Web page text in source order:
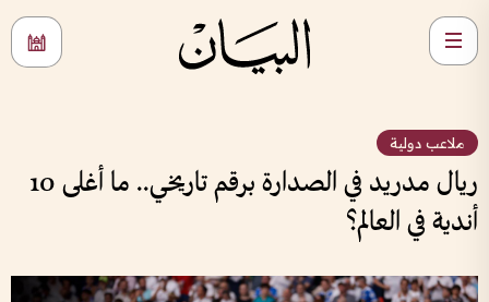
ملاعب دولية
ريال مدريد في الصدارة برقم تاريخي.. ما أغلى 10
أندية في العالم؟